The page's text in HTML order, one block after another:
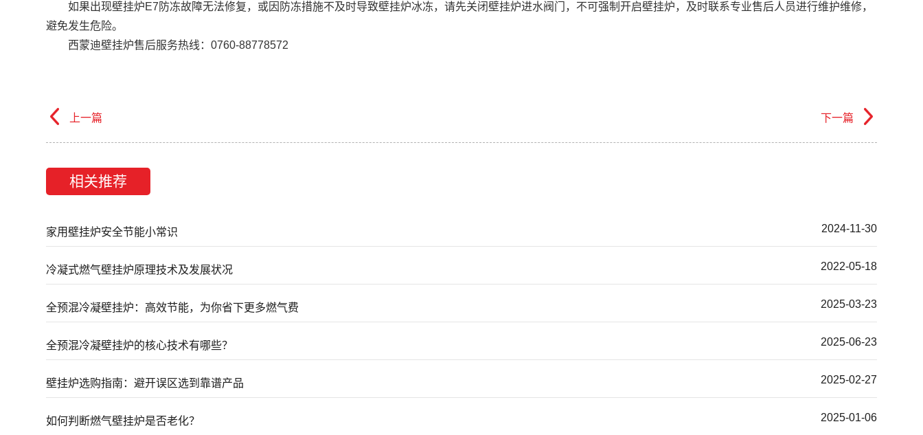
如果出现壁挂炉E7防冻故障无法修复，或因防冻措施不及时导致壁挂炉冰冻，请先关闭壁挂炉进水阀门，不可强制开启壁挂炉，及时联系专业售后人员进行维护维修，
避免发生危险。
西蒙迪壁挂炉售后服务热线：0760-88778572
上一篇 下一篇
相关推荐
家用壁挂炉安全节能小常识 2024-11-30
冷凝式燃气壁挂炉原理技术及发展状况 2022-05-18
全预混冷凝壁挂炉：高效节能，为你省下更多燃气费 2025-03-23
全预混冷凝壁挂炉的核心技术有哪些？ 2025-06-23
壁挂炉选购指南：避开误区选到靠谱产品 2025-02-27
如何判断燃气壁挂炉是否老化？ 2025-01-06